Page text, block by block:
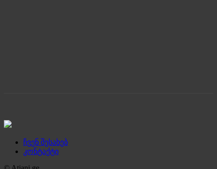
ჩვენ შესახებ
კონტაქტი